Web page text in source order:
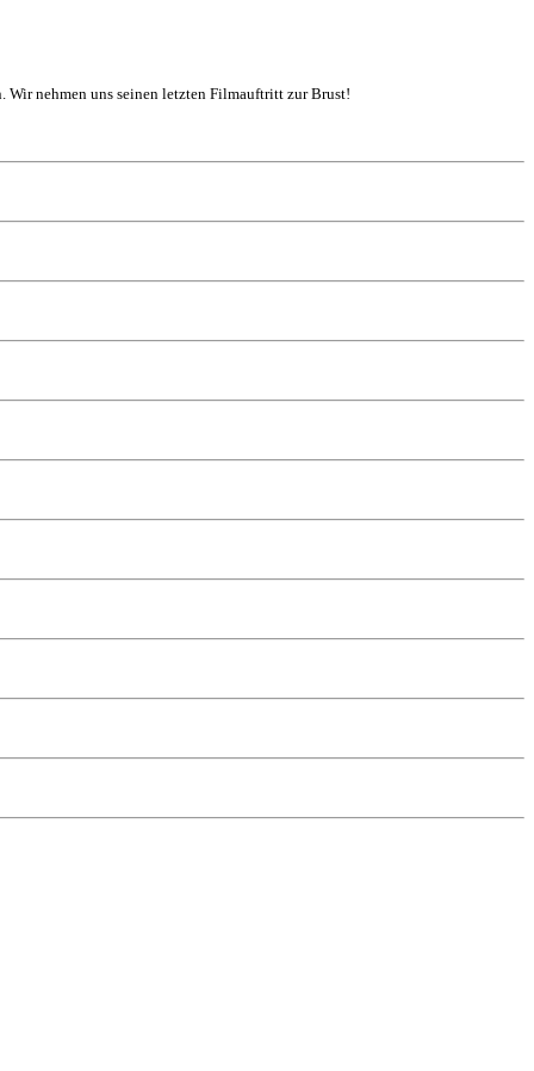
nehmen uns seinen letzten Filmauftritt zur Brust!